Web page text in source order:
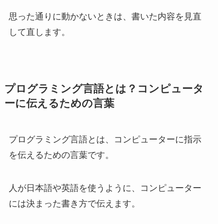
思った通りに動かないときは、書いた内容を見直
して直します。
プログラミング言語とは？コンピュータ
ーに伝えるための言葉
プログラミング言語とは、コンピューターに指示
を伝えるための言葉です。
人が日本語や英語を使うように、コンピューター
には決まった書き方で伝えます。